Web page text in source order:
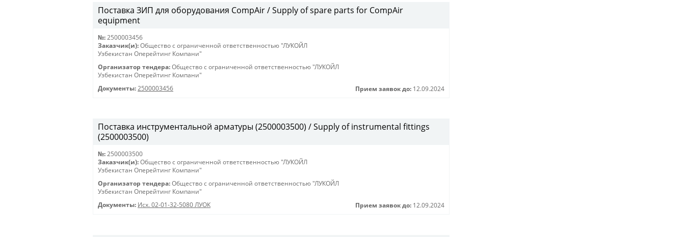
Поставка ЗИП для оборудования CompAir / Supply of spare parts for CompAir
equipment
№: 2500003456
Заказчик(и): Общество с ограниченной ответственностью "ЛУКОЙЛ
Узбекистан Оперейтинг Компани"
Организатор тендера: Общество с ограниченной ответственностью "ЛУКОЙЛ
Узбекистан Оперейтинг Компани"
Документы: 2500003456 Прием заявок до: 12.09.2024
Поставка инструментальной арматуры (2500003500) / Supply of instrumental fittings
(2500003500)
№: 2500003500
Заказчик(и): Общество с ограниченной ответственностью "ЛУКОЙЛ
Узбекистан Оперейтинг Компани"
Организатор тендера: Общество с ограниченной ответственностью "ЛУКОЙЛ
Узбекистан Оперейтинг Компани"
Документы: Исх. 02-01-32-5080 ЛУОК Прием заявок до: 12.09.2024